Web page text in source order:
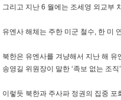
그리고 지난 6 월에는 조세영 외교부
유엔사 해체는 주한 미군 철수, 한 미
북한은 유엔사를 겨냥해서 지난 해 유
송영길 위원장이 말한 ‘족보 없는 조
이렇듯 북한과 주사파 정권의 집중